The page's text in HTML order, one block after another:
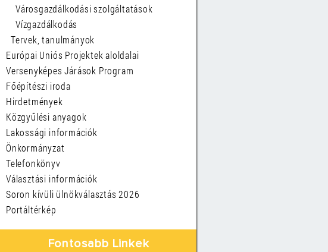
Városgazdálkodási szolgáltatások
Vízgazdálkodás
Tervek, tanulmányok
Európai Uniós Projektek aloldalai
Versenyképes Járások Program
Főépítészi iroda
Hirdetmények
Közgyűlési anyagok
Lakossági információk
Önkormányzat
Telefonkönyv
Választási információk
Soron kívüli ülnökválasztás 2026
Portáltérkép
Fontosabb Linkek